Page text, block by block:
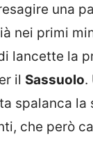
una
nei primi
lancette la
il Sassuolo.
spalanca la
che però